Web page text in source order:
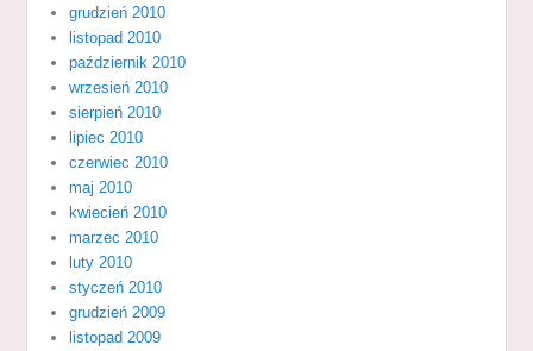
grudzień 2010
listopad 2010
październik 2010
wrzesień 2010
sierpień 2010
lipiec 2010
czerwiec 2010
maj 2010
kwiecień 2010
marzec 2010
luty 2010
styczeń 2010
grudzień 2009
listopad 2009